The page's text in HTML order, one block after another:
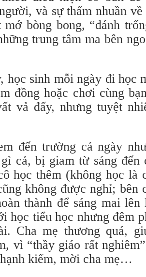
và sự thấm nhuần
mớ bòng bong, “đánh
trung tâm ma bên
học sinh mỗi ngày đi học
đồng hoặc chơi cùng
vả đấy, nhưng tuyệt
đến trường cả ngày
cả, bị giam từ sáng đến
học thêm (không học là
không được nghỉ; bên
thành để sáng mai
học tiểu học nhưng đêm
Cha mẹ thương quá,
vì “thầy giáo rất
kiểm, mời cha mẹ…